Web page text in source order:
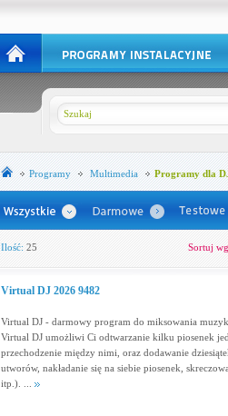
Programy Multimedia Programy dla
Ilość: 25 Sortuj wg
Virtual DJ 2026 9482
Virtual DJ - darmowy program do miksowania
Virtual DJ umożliwi Ci odtwarzanie kilku piosenek
przechodzenie między nimi, oraz dodawanie
utworów, nakładanie się na siebie piosenek,
itp.). ...